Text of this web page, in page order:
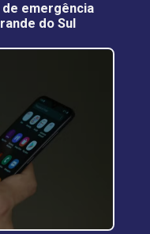
emergência
do Sul